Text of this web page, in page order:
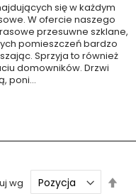
się w każdym
W ofercie naszego
przesuwne szklane,
pomieszczeń bardzo
Sprzyja to również
domowników. Drzwi
poni...
wg